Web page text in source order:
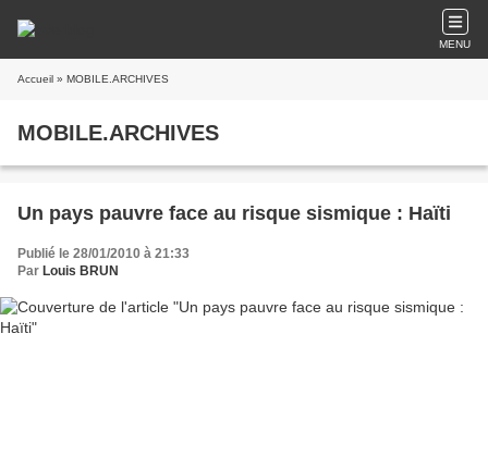
MENU
Accueil » MOBILE.ARCHIVES
MOBILE.ARCHIVES
Un pays pauvre face au risque sismique : Haïti
Publié le 28/01/2010 à 21:33
Par Louis BRUN